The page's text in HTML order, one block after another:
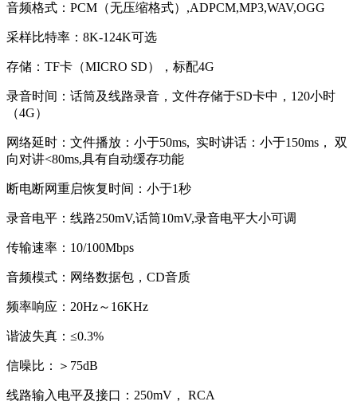
音频格式：PCM（无压缩格式）,ADPCM,MP3,WAV,OGG
采样比特率：8K-124K可选
存储：TF卡（MICRO SD），标配4G
录音时间：话筒及线路录音，文件存储于SD卡中，120小时
（4G）
网络延时：文件播放：小于50ms, 实时讲话：小于150ms， 双
向对讲<80ms,具有自动缓存功能
断电断网重启恢复时间：小于1秒
录音电平：线路250mV,话筒10mV,录音电平大小可调
传输速率：10/100Mbps
音频模式：网络数据包，CD音质
频率响应：20Hz～16KHz
谐波失真：≤0.3%
信噪比：＞75dB
线路输入电平及接口：250mV， RCA